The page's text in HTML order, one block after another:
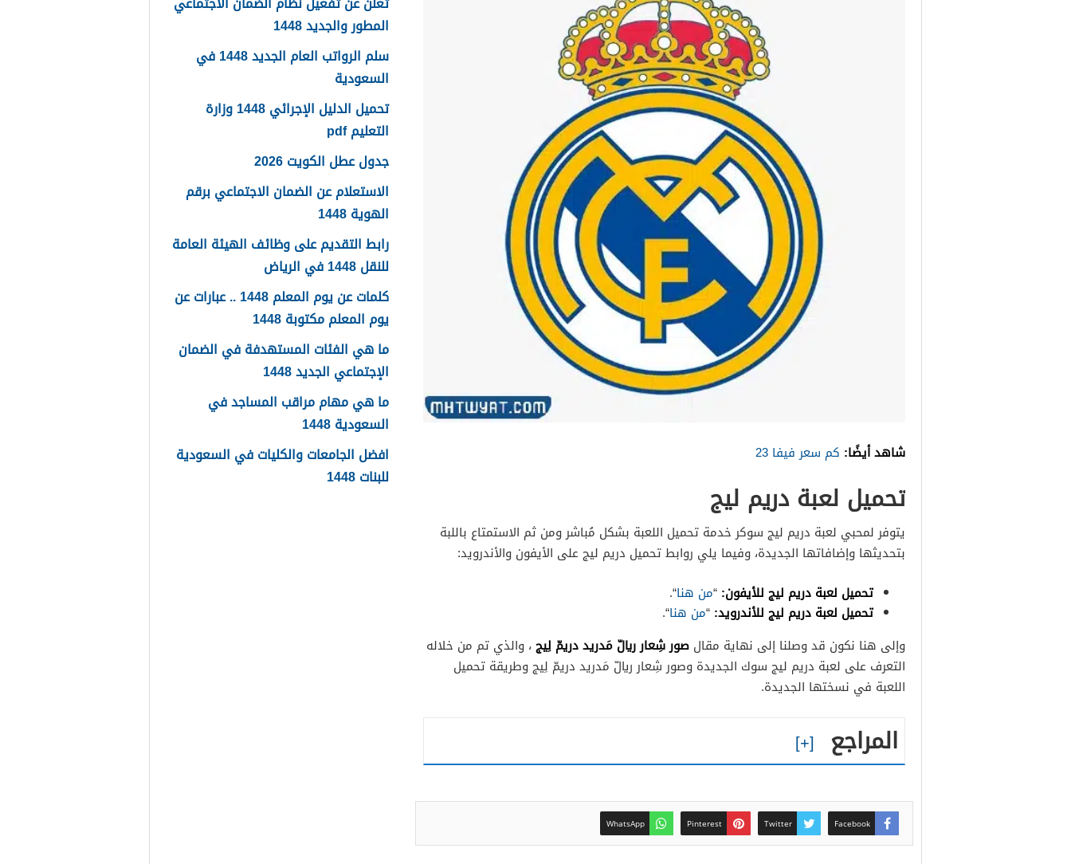
شاهد أيضًا: كم سعر فيفا 23
تحميل لعبة دريم ليج
يتوفر لمحبي لعبة دريم ليج سوكر خدمة تحميل اللعبة بشكل مُباشر ومن ثم الاستمتاع باللبة
بتحديثها وإضافاتها الجديدة، وفيما يلي روابط تحميل دريم ليج على الأيفون والأندرويد:
تحميل لعبة دريم ليج للأيفون: “من هنا“.
تحميل لعبة دريم ليج للأندرويد: “من هنا“.
وإلى هنا نكون قد وصلنا إلى نهاية مقال صور شِعار ريالّ مَدريد دريمّ لِيج، والذي تم من خلاله
التعرف على لعبة دريم ليج سوك الجديدة وصور شِعار ريالّ مَدريد دريمّ لِيج وطريقة تحميل
اللعبة في نسختها الجديدة.
المراجع
Facebook
Twitter
Pinterest
WhatsApp
المطور والجديد 1448
سلم الرواتب العام الجديد 1448 في
السعودية
تحميل الدليل الإجرائي 1448 وزارة
التعليم pdf
جدول عطل الكويت 2026
الاستعلام عن الضمان الاجتماعي برقم
الهوية 1448
رابط التقديم على وظائف الهيئة العامة
للنقل 1448 في الرياض
كلمات عن يوم المعلم 1448 .. عبارات عن
يوم المعلم مكتوبة 1448
ما هي الفئات المستهدفة في الضمان
الإجتماعي الجديد 1448
ما هي مهام مراقب المساجد في
السعودية 1448
افضل الجامعات والكليات في السعودية
للبنات 1448